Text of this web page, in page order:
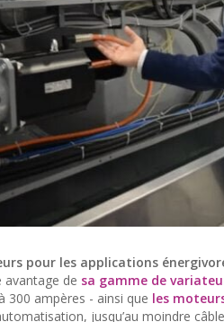
pour les applications
avantage de sa gamme de
300 ampères - ainsi que les
jusqu’au moindre